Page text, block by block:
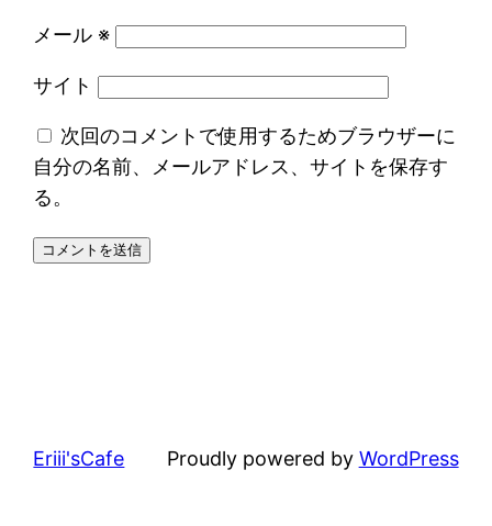
メール ※
サイト
次回のコメントで使用するためブラウザーに
自分の名前、メールアドレス、サイトを保存す
る。
Eriii'sCafe Proudly powered by WordPress